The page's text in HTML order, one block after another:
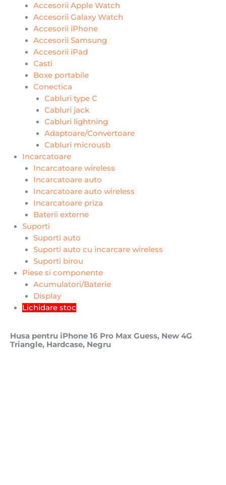
Accesorii Apple Watch
Accesorii Galaxy Watch
Accesorii iPhone
Accesorii Samsung
Accesorii iPad
Casti
Boxe portabile
Conectica
Cabluri type C
Cabluri jack
Cabluri lightning
Adaptoare/Convertoare
Cabluri microusb
Incarcatoare
Incarcatoare wireless
Incarcatoare auto
Incarcatoare auto wireless
Incarcatoare priza
Baterii externe
Suporti
Suporti auto
Suporti auto cu incarcare wireless
Suporti birou
Piese si componente
Acumulatori/Baterie
Display
Lichidare stoc
Husa pentru iPhone 16 Pro Max Guess, New 4G
Triangle, Hardcase, Negru